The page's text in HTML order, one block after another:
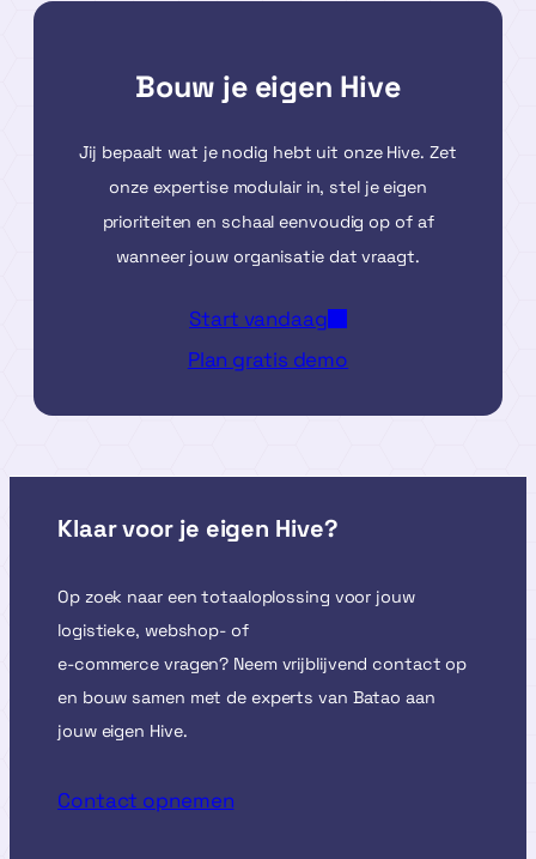
Bouw je eigen Hive
Jij bepaalt wat je nodig hebt uit onze Hive. Zet
onze expertise modulair in, stel je eigen
prioriteiten en schaal eenvoudig op of af
wanneer jouw organisatie dat vraagt.
Start vandaag
Plan gratis demo
Klaar voor je eigen Hive?
Op zoek naar een totaaloplossing voor jouw
logistieke, webshop- of
e-commerce vragen? Neem vrijblijvend contact op
en bouw samen met de experts van Batao aan
jouw eigen Hive.
Contact opnemen